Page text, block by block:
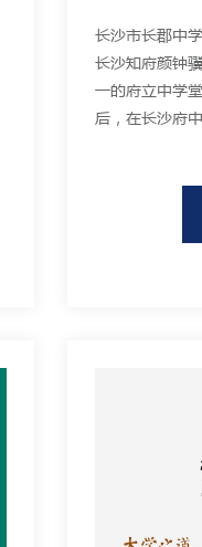
长沙市长郡中
长沙知府颜钟
一的府立中学
后，在长沙府